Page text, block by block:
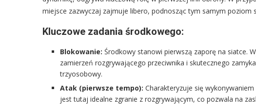
miejsce zazwyczaj zajmuje libero, podnosząc tym samym poziom
Kluczowe zadania środkowego:
Blokowanie: Środkowy stanowi pierwszą zaporę na siatce.
zamierzeń rozgrywającego przeciwnika i skutecznego
trzyosobowy.
Atak (pierwsze tempo): Charakteryzuje się
jest tutaj idealne zgranie z rozgrywającym, co pozwala na